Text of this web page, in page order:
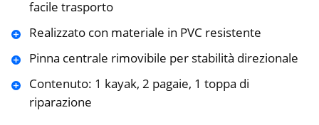
facile trasporto
Realizzato con materiale in PVC resistente
Pinna centrale rimovibile per stabilità direzionale
Contenuto: 1 kayak, 2 pagaie, 1 toppa di
riparazione